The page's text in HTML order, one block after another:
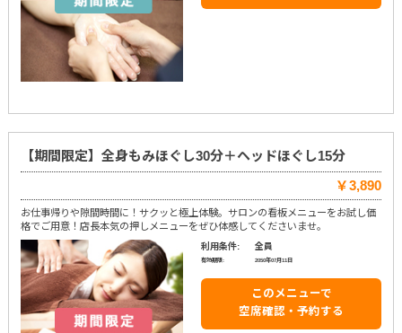
【期間限定】全身もみほぐし30分＋ヘッドほぐし15分
￥3,890
お仕事帰りや隙間時間に！サクッと極上体験。サロンの看板メニューをお試し価
格でご用意！店長本気の押しメニューをぜひ体感してくださいませ。
利用条件: 全員
有効期限: 2050年07月11日
このメニューで
空席確認・予約する